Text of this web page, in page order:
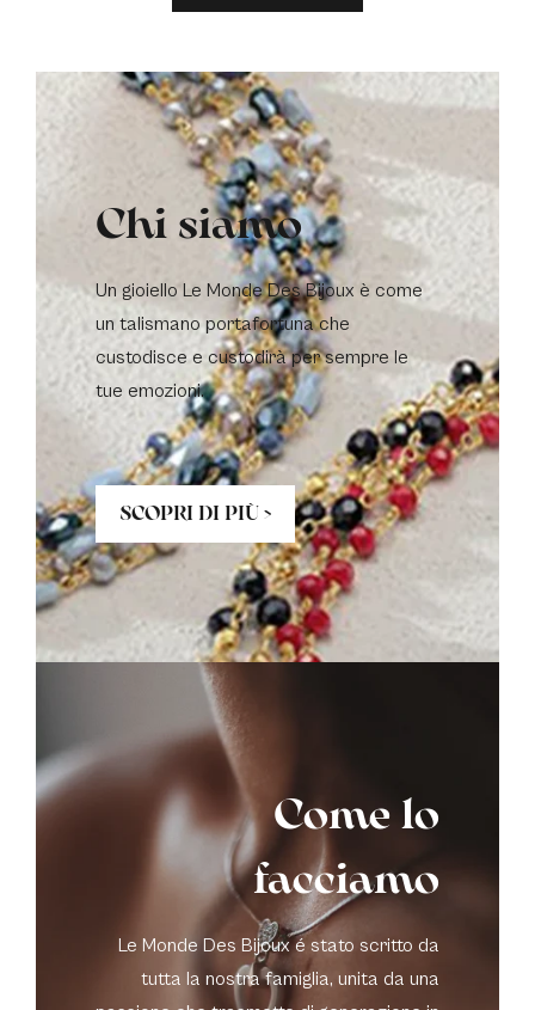
Chi siamo
Un gioiello Le Monde Des Bijoux è come
un talismano portafortuna che
custodisce e custodirà per sempre le
tue emozioni.
SCOPRI DI PIÙ >
Come lo
facciamo
Le Monde Des Bijoux é stato scritto da
tutta la nostra famiglia, unita da una